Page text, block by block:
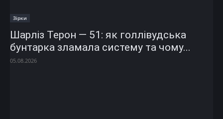
Зірки
Шарліз Терон — 51: як голлівудська
бунтарка зламала систему та чому...
05.08.2026